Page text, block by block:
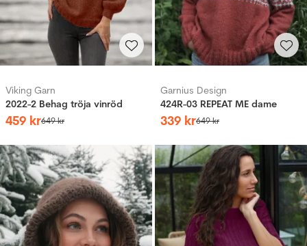
Viking Garn
2022-2 Behag tröja vinröd
459 kr649kr
Garnius Design
424R-03 REPEAT ME dame
339 kr649kr